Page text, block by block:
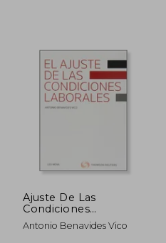
45%
dcto. $ 1.175
Ajuste De Las
Condiciones
Laborales, El
Antonio Benavides Vico